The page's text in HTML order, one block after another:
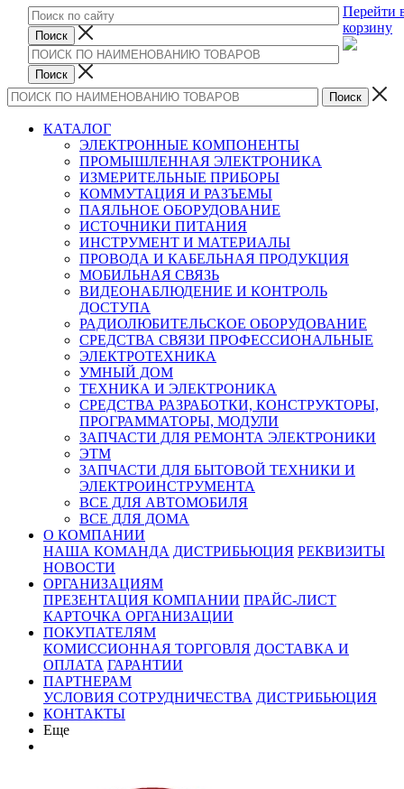
Перейти
корзину
КАТАЛОГ
ЭЛЕКТРОННЫЕ КОМПОНЕНТЫ
ПРОМЫШЛЕННАЯ ЭЛЕКТРОНИКА
ИЗМЕРИТЕЛЬНЫЕ ПРИБОРЫ
КОММУТАЦИЯ И РАЗЪЕМЫ
ПАЯЛЬНОЕ ОБОРУДОВАНИЕ
ИСТОЧНИКИ ПИТАНИЯ
ИНСТРУМЕНТ И МАТЕРИАЛЫ
ПРОВОДА И КАБЕЛЬНАЯ ПРОДУКЦИЯ
МОБИЛЬНАЯ СВЯЗЬ
ВИДЕОНАБЛЮДЕНИЕ И КОНТРОЛЬ
ДОСТУПА
РАДИОЛЮБИТЕЛЬСКОЕ ОБОРУДОВАНИЕ
СРЕДСТВА СВЯЗИ ПРОФЕССИОНАЛЬНЫЕ
ЭЛЕКТРОТЕХНИКА
УМНЫЙ ДОМ
ТЕХНИКА И ЭЛЕКТРОНИКА
СРЕДСТВА РАЗРАБОТКИ, КОНСТРУКТОРЫ,
ПРОГРАММАТОРЫ, МОДУЛИ
ЗАПЧАСТИ ДЛЯ РЕМОНТА ЭЛЕКТРОНИКИ
ЭТМ
ЗАПЧАСТИ ДЛЯ БЫТОВОЙ ТЕХНИКИ И
ЭЛЕКТРОИНСТРУМЕНТА
ВСЕ ДЛЯ АВТОМОБИЛЯ
ВСЕ ДЛЯ ДОМА
О КОМПАНИИ
НАША КОМАНДА ДИСТРИБЬЮЦИЯ РЕКВИЗИТЫ
НОВОСТИ
ОРГАНИЗАЦИЯМ
ПРЕЗЕНТАЦИЯ КОМПАНИИ ПРАЙС-ЛИСТ
КАРТОЧКА ОРГАНИЗАЦИИ
ПОКУПАТЕЛЯМ
КОМИССИОННАЯ ТОРГОВЛЯ ДОСТАВКА И
ОПЛАТА ГАРАНТИИ
ПАРТНЕРАМ
УСЛОВИЯ СОТРУДНИЧЕСТВА ДИСТРИБЬЮЦИЯ
КОНТАКТЫ
Еще